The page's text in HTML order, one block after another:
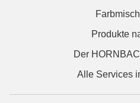
Produkte
Der
Alle Services